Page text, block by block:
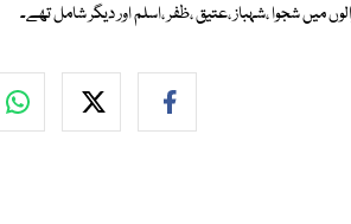
میں شجوا ،شہباز ،عتیق ،ظفر ،اسلم اور دیگر شامل تھے۔